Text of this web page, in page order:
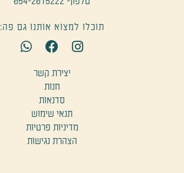
תוכלו למצוא אותנו גם פה:
I
n
a
m
F
a
e
b
o
o
k
W
h
p
יצירת קשר
חנות
סדנאות
תנאי שימוש
מדיניות פרטיות
הצהרת נגישות